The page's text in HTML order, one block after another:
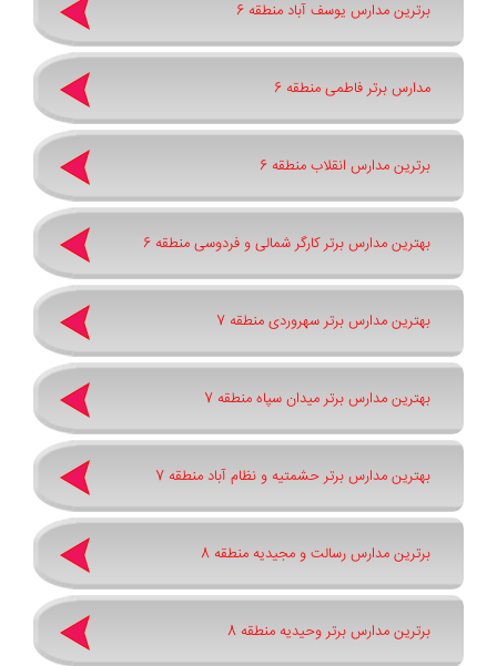
برترین مدارس یوسف آباد منطقه 6
مدارس برتر فاطمی منطقه 6
برترین مدارس انقلاب منطقه 6
بهترین مدارس برتر کارگر شمالی و فردوسی منطقه 6
بهترین مدارس برتر سهروردی منطقه 7
بهترین مدارس برتر میدان سپاه منطقه 7
بهترین مدارس برتر حشمتیه و نظام آباد منطقه 7
برترین مدارس رسالت و مجیدیه منطقه 8
برترین مدارس برتر وحیدیه منطقه 8